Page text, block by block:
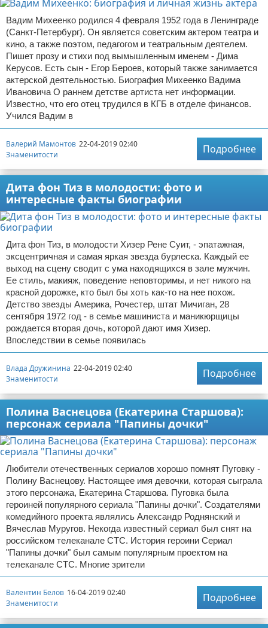
Вадим Михеенко родился 4 февраля 1952 года в Ленинграде
(Санкт-Петербург). Он является советским актером театра и
кино, а также поэтом, педагогом и театральным деятелем.
Пишет прозу и стихи под вымышленным именем - Дима
Керусов. Есть сын - Егор Бероев, который также занимается
актерской деятельностью. Биография Михеенко Вадима
Ивановича О раннем детстве артиста нет информации.
Известно, что его отец трудился в КГБ в отделе финансов.
Учился Вадим в
Валерий Мамонтов 22-04-2019 02:40
Знаменитости
Подробнее
Дита фон Тиз в молодости: фото и
интересные факты биографии
Дита фон Тиз, в молодости Хизер Рене Суит, - эпатажная,
эксцентричная и самая яркая звезда бурлеска. Каждый ее
выход на сцену сводит с ума находящихся в зале мужчин.
Ее стиль, макияж, поведение неповторимы, и нет никого на
красной дорожке, кто был бы хоть как-то на нее похож.
Детство звезды Америка, Рочестер, штат Мичиган, 28
сентября 1972 год - в семье машиниста и маникюрщицы
рождается вторая дочь, которой дают имя Хизер.
Впоследствии в семье появилась
Влада Дружинина 22-04-2019 02:40
Знаменитости
Подробнее
Полина Васнецова (Екатерина Старшова):
персонаж сериала "Папины дочки"
Любители отечественных сериалов хорошо помнят Пуговку -
Полину Васнецову. Настоящее имя девочки, которая сыграла
этого персонажа, Екатерина Старшова. Пуговка была
героиней популярного сериала "Папины дочки". Создателями
комедийного проекта являлись Александр Роднянский и
Вячеслав Муругов. Некогда известный сериал был снят на
российском телеканале СТС. История героини Сериал
"Папины дочки" был самым популярным проектом на
телеканале СТС. Многие зрители
Валентин Белов 16-04-2019 02:40
Знаменитости
Подробнее